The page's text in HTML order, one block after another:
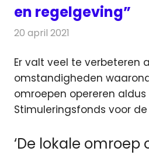
en regelgeving”
20 april 2021
Er valt veel te verbeteren
omstandigheden
omroepen opereren aldus
Stimuleringsfonds voor
‘De lokale omroep